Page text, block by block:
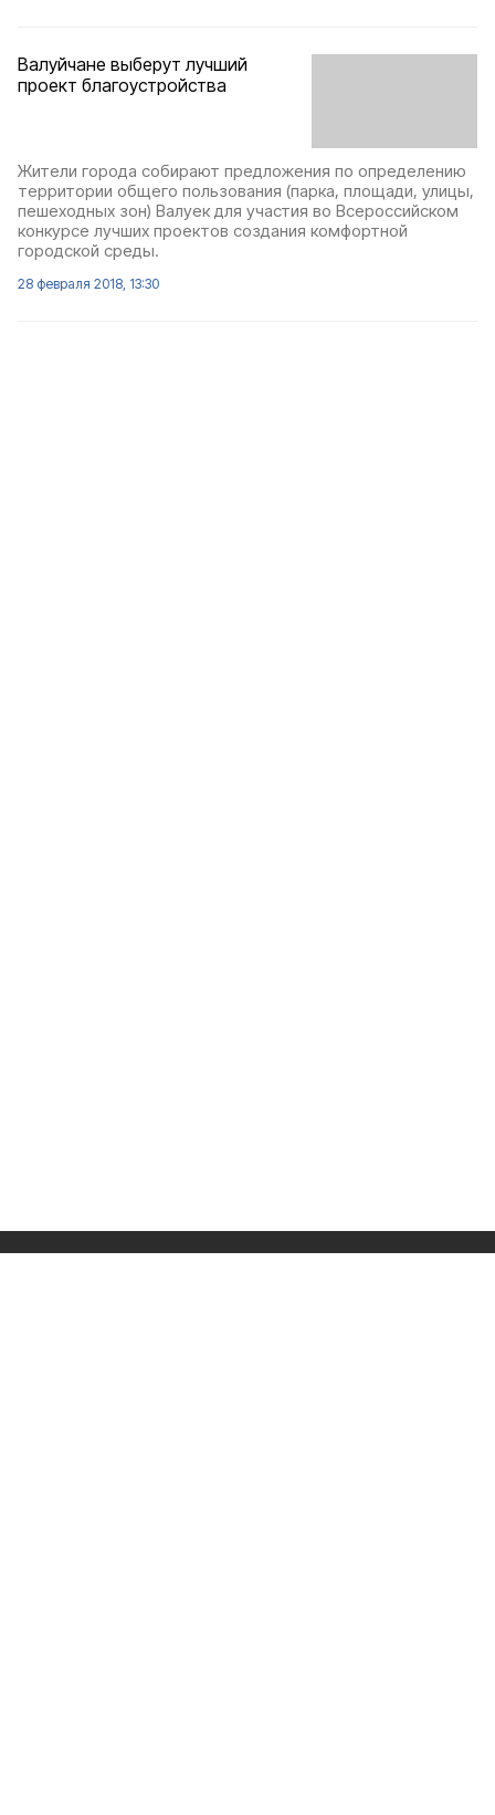
Валуйчане выберут лучший
проект благоустройства
Жители города собирают предложения по определению
территории общего пользования (парка, площади, улицы,
пешеходных зон) Валуек для участия во Всероссийском
конкурсе лучших проектов создания комфортной
городской среды.
28 февраля 2018, 13:30